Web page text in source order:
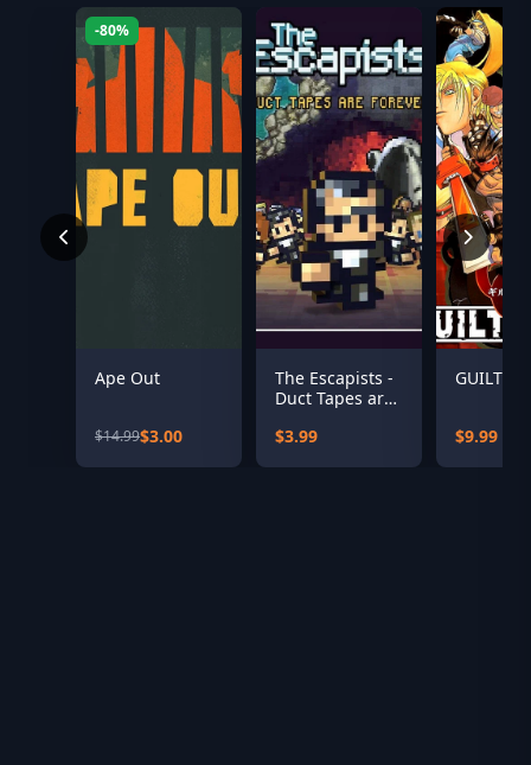
-80%
Ape Out
$14.99$3.00
The Escapists -
Duct Tapes are
$3.99
GUILTY
$9.99